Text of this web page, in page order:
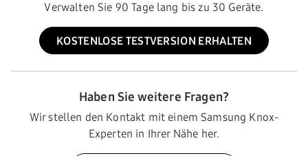
Verwalten Sie 90 Tage lang bis zu 30 Geräte.
KOSTENLOSE TESTVERSION ERHALTEN
Haben Sie weitere Fragen?
Wir stellen den Kontakt mit einem Samsung Knox-
Experten in Ihrer Nähe her.